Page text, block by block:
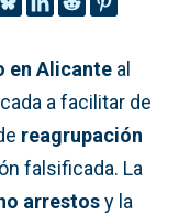
en Alicante al
a facilitar de
reagrupación
falsificada. La
arrestosy la